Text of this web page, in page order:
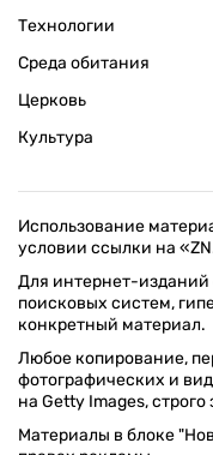
Технологии
Среда обитания
Церковь
Культура
Использование
условии ссылки на
Для интернет-изданий
поисковых систем,
конкретный материал.
Любое копирование,
фотографических и
на Getty Images,
Материалы в блоке